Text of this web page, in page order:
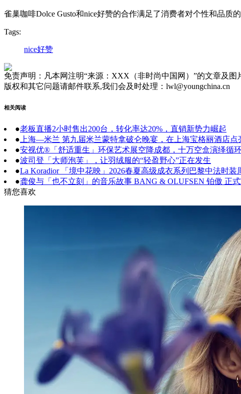
雀巢咖啡Dolce Gusto和nice好赞的合作满足了消费者对个性和品质
Tags:
nice好赞
免责声明：凡本网注明“来源：XXX（非时尚中国网）”的文章及
版权和其它问题请邮件联系,我们会及时处理：lwl@youngchina.cn
相关阅读
●老板直播2小时售出200台，转化率达20%，直销新势力崛起
● 上海—米兰 第九届米兰蒙特拿破仑晚宴，在上海宝格丽酒店
●安视优®「舒适重生」环保艺术展空降成都，十万空盒演绎循
●波司登「大师泡芙」，让羽绒服的“轻盈野心”正在发生
●La Koradior 「境中花映」2026春夏高级成衣系列巴黎中法时装
●龚俊与「也不立刻」的音乐故事 BANG & OLUFSEN 铂傲 正
猜您喜欢